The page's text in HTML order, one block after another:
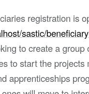
registration is
sastic/
to create a group
to start the projects
apprenticeships